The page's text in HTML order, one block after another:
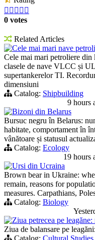
    
0 votes
Related Articles
Cele mai mari nave
Cele mai mari petroliere
clasele de nave VLCC și
supertankerelor TI.
dimensiuni
Catalog: Shipbuilding
9 hours
Bizoni din Belarus
Bursuc negru în Belarus:
habitate, comportament în
vânătoare și statusul
Catalog: Ecology
19 hours
Ursi din Ucraina
Brown bear in Ukraine:
remain, reasons for
measures. Carpathians,
Catalog: Biology
Ziua petrecea pe
Ziua de balansare pe